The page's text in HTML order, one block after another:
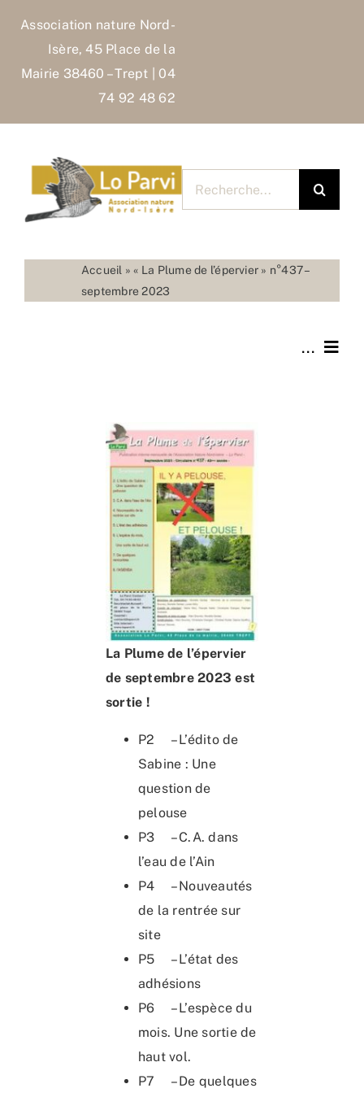
Association nature Nord-
Isère, 45 Place de la
Mairie 38460 – Trept | 04
74 92 48 62
Accueil »« La Plume de l’épervier » n°437 –
septembre 2023
...
Nous rejoindre
Connaître & Protéger
Nous contacter
La Plume de l’épervier
de septembre 2023 est
sortie !
P2 – L’édito de
Sabine : Une
question de
pelouse
P3 – C.A. dans
l’eau de l’Ain
P4 – Nouveautés
de la rentrée sur
site
P5 – L’état des
adhésions
P6 – L’espèce du
mois. Une sortie de
haut vol.
P7 – De quelques